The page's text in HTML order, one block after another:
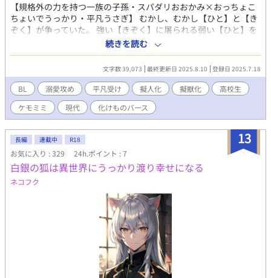
【規格外の力を持つ一族の子孫・スパダリおおかみ×おっちょこ
ちょいでうっかり・平凡うさぎ】 むかし、むかし【ひと】と【き
ぞく】が争っていた。 強い【きぞく】に屠られる弱い【ひと】を
神様はあわれんだ。 そして神様は【ひと】のために【化けもの】
をつくった―― (おれは御社くんに嫌われてる) 【ひと】と【化け
もの】の混種である夕汰。 類稀なる純血の【化けもの】一族の子
孫、そして同級生でもある御社丞の塩対応(夕汰限定)を寂しく思
いながら学校生活を送っていたのだが……。 「……誰だ……」
「まさか、ひょっとして……御社くん……？」 発情期に突入して
【けもの姿】になった丞とのエンカウントにより、二人の関係は
大きく変化していく。 「神渡島の守り神。前に夕汰がそう言っ
た。俺は夕汰を守れたらそれでいい」 ■表紙は【てんぱる1様
pixiv:id2513282】の素材をお借りしています
続きを読む
文字数 39,073 最終更新日 2025.8.10 登録日 2025.7.18
BL 溺愛攻め 平凡受け 擬人化 擬獣化
高校生
ケモミミ
現代 化けものバース
13
長編 連載中 R18
お気に入り : 329 24h.ポイント : 7
白銀の狐は異世界にうっかり渡り幸せになる
ネコフク